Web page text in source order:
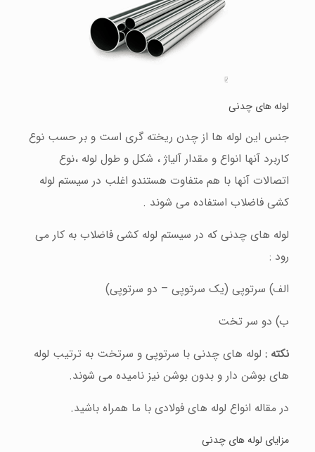
لوله های چدنی
جنس این لوله ها از چدن ریخته گری است و بر حسب نوع
کاربرد آنها انواع و مقدار آلیاژ ، شکل و طول لوله ،‌نوع
اتصالات آنها با هم متفاوت هستندو اغلب در سیستم لوله
کشی فاضلاب استفاده می شوند .
لوله های چدنی که در سیستم لوله کشی فاضلاب به کار می
رود :
الف) سرتوپی (یک سرتوپی – دو سرتوپی)
ب) دو سر تخت
نکته :لوله های چدنی با سرتوپی و سرتخت به ترتیب لوله
های بوشن دار و بدون بوشن نیز نامیده می شوند.
در مقاله انواع لوله های فولادی با ما همراه باشید.
مزایای لوله های چدنی